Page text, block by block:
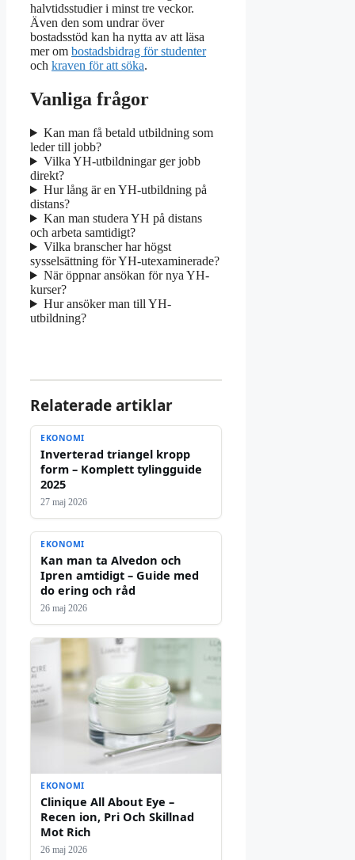
halvtidsstudier i minst tre veckor.
Även den som undrar över
bostadsstöd kan ha nytta av att läsa
mer om bostadsbidrag för studenter
och kraven för att söka.
Vanliga frågor
Kan man få betald utbildning som
leder till jobb?
Vilka YH-utbildningar ger jobb
direkt?
Hur lång är en YH-utbildning på
distans?
Kan man studera YH på distans
och arbeta samtidigt?
Vilka branscher har högst
sysselsättning för YH-utexaminerade?
När öppnar ansökan för nya YH-
kurser?
Hur ansöker man till YH-
utbildning?
Relaterade artiklar
EKONOMI
Inverterad triangel kropp
form – Komplett tylingguide
2025
27 maj 2026
EKONOMI
Kan man ta Alvedon och
Ipren amtidigt – Guide med
do ering och råd
26 maj 2026
EKONOMI
Clinique All About Eye –
Recen ion, Pri Och Skillnad
Mot Rich
26 maj 2026